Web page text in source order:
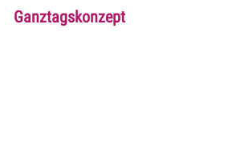
Ganztagskonzept